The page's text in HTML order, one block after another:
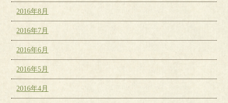
2016年8月
2016年7月
2016年6月
2016年5月
2016年4月